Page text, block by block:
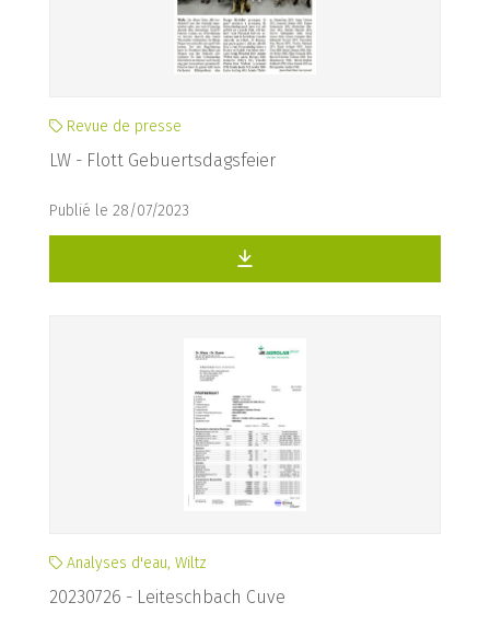
Revue de presse
LW - Flott Gebuertsdagsfeier
Publié le 28/07/2023
Analyses d'eau, Wiltz
20230726 - Leiteschbach Cuve